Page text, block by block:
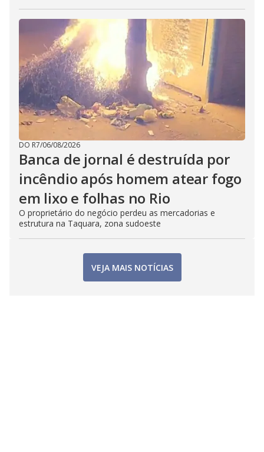
DO R7/06/08/2026
Banca de jornal é destruída por
incêndio após homem atear fogo
em lixo e folhas no Rio
O proprietário do negócio perdeu as mercadorias e
estrutura na Taquara, zona sudoeste
VEJA MAIS NOTÍCIAS